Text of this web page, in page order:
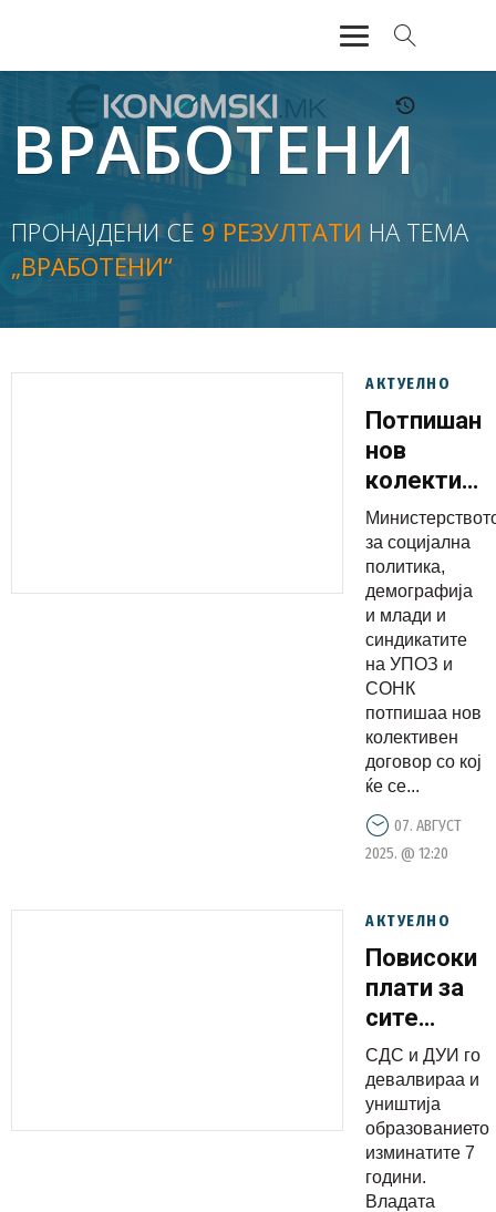
АКТУЕЛНО
ЕКОНОМИЈА
ФИНАНСИИ
БАНКАРСТВО
ЖИВОТ
ВРАБОТЕНИ
ПРОНАЈДЕНИ СЕ 9 РЕЗУЛТАТИ НА ТЕМА
„ВРАБОТЕНИ“
АКТУЕЛНО
Потпишан
нов
договор
за 20%
на
платите
за
во јавните
установи
за
социјална
заштита
за социјална
политика,
демографија
и млади и
синдикатите
на УПОЗ и
СОНК
потпишаа нов
колективен
договор со кој
ќе се...
07. АВГУСТ
2025. @ 12:20
АКТУЕЛНО
Повисоки
плати за
сите
вработени
во
за 12
проценти,
во еден
СДС и ДУИ го
девалвираа и
уништија
образованието
изминатите 7
години.
Владата